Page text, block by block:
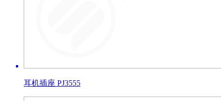
耳机插座 PJ3555